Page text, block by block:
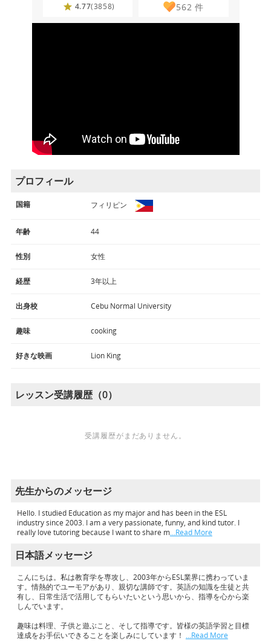
4.77(3858) 562 件
プロフィール
国籍 フィリピン
年齢 44
性別 女性
経歴 3年以上
出身校 Cebu Normal University
趣味 cooking
好きな映画 Lion King
レッスン受講履歴（0）
受講履歴がまだありません。
先生からのメッセージ
Hello. I studied Education as my major and has been in the ESL
industry since 2003. I am a very passionate, funny, and kind tutor. I
really love tutoring because I want to share m…Read More
日本語メッセージ
こんにちは。私は教育学を専攻し、2003年からESL業界に携わっていま
す。情熱的でユーモアがあり、親切な講師です。英語の知識を生徒と共
有し、日常生活で活用してもらいたいという思いから、指導を心から楽
しんでいます。
趣味は料理、子供と遊ぶこと、そして指導です。皆様の英語学習と目標
達成をお手伝いできることを楽しみにしています！ …Read More